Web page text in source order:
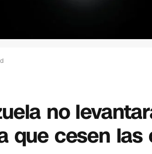
no
que cesen